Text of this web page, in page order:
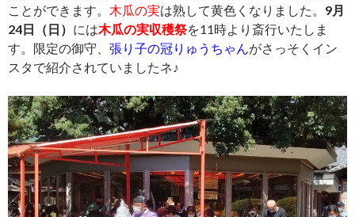
ことができます。 木瓜の実は熟して黄色くなりました。 9月
24日（日） には木瓜の実収穫祭を11時より斎行いたしま
す。限定の御守、 張り子の冠りゅうちゃんがさっそくイン
スタで紹介されていましたネ♪